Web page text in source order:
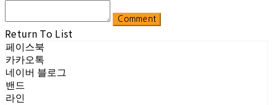
Comment
Return To List
페이스북
카카오톡
네이버 블로그
밴드
라인